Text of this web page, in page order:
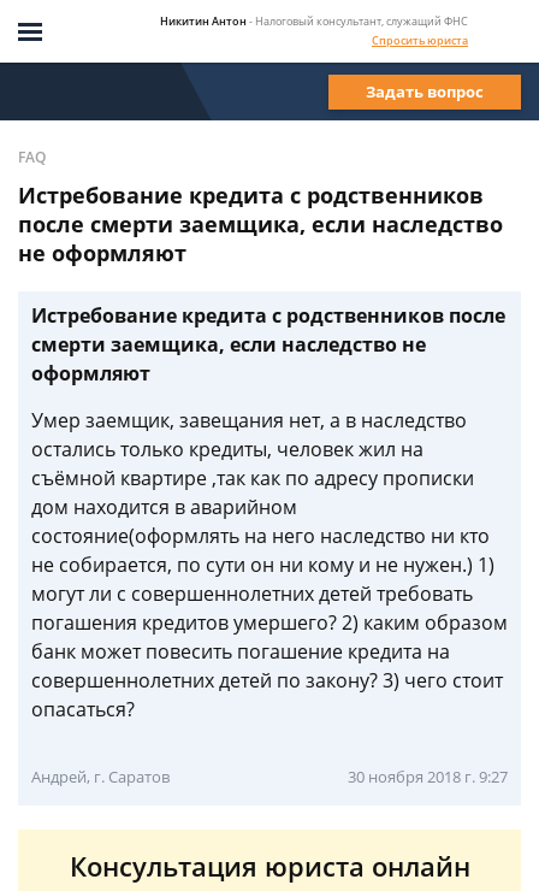
Никитин Антон - Налоговый консультант, служащий ФНС
Спросить юриста
Задать вопрос
FAQ
Истребование кредита с родственников
после смерти заемщика, если наследство
не оформляют
Истребование кредита с родственников после
смерти заемщика, если наследство не
оформляют
Умер заемщик, завещания нет, а в наследство
остались только кредиты, человек жил на
съёмной квартире ,так как по адресу прописки
дом находится в аварийном
состояние(оформлять на него наследство ни кто
не собирается, по сути он ни кому и не нужен.) 1)
могут ли с совершеннолетних детей требовать
погашения кредитов умершего? 2) каким образом
банк может повесить погашение кредита на
совершеннолетних детей по закону? 3) чего стоит
опасаться?
Андрей, г. Саратов 30 ноября 2018 г. 9:27
Консультация юриста онлайн